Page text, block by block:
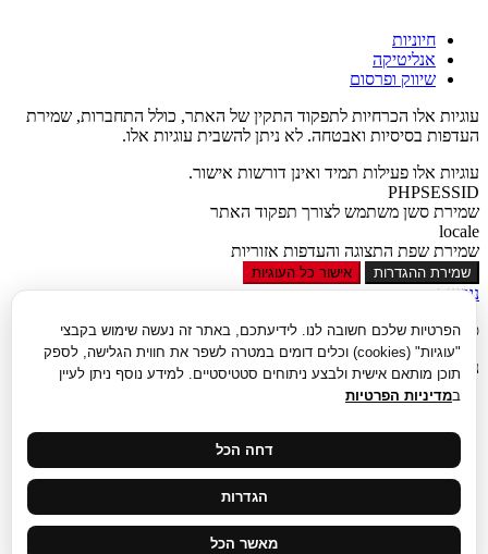
הפרטיות שלכם חשובה לנו. לידיעתכם, באתר זה נעשה שימוש בקבצי
"עוגיות" (cookies) וכלים דומים במטרה לשפר את חווית הגלישה, לספק
תוכן מותאם אישית ולבצע ניתוחים סטטיסטיים. למידע נוסף ניתן לעיין
במדיניות הפרטיות
דחה הכל
הגדרות
מאשר הכל
חיוניות
אנליטיקה
שיווק ופרסום
עוגיות אלו הכרחיות לתפקוד התקין של האתר, כולל התחברות, שמירת
העדפות בסיסיות ואבטחה. לא ניתן להשבית עוגיות אלו.
עוגיות אלו פעילות תמיד ואינן דורשות אישור.
PHPSESSID
שמירת סשן משתמש לצורך תפקוד האתר
locale
שמירת שפת התצוגה והעדפות אזוריות
שמירת ההגדרות אישור כל העוגיות
נגישות
סגור
נגישות
הגדל טקסט
ניגודיות הפוכה
הדגשת קישורים